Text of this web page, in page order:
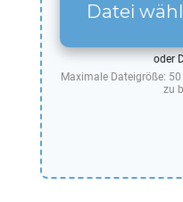
Datei
oder
Maximale Dateigröße:
zu